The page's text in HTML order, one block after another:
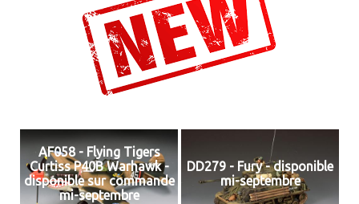
AF058 - Flying Tigers
Curtiss P40B Warhawk -
disponible sur commande
mi-septembre
DD279 - Fury - disponible
mi-septembre